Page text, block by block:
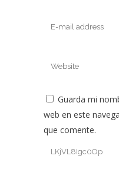
Guarda mi
web en este
que comente.